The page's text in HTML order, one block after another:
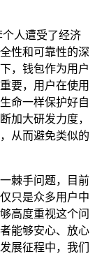
人遭受了经济
性和可靠性的深
，钱包作为用户
要，用户在使用
命一样保护好自
加大研发力度，
从而避免类似的
棘手问题，目前
只是众多用户中
高度重视这个问
能够安心、放心
展征程中，我们